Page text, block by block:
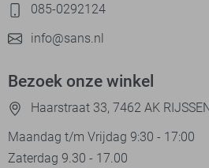
085-0292124
info@sans.nl
Bezoek onze winkel
Haarstraat 33, 7462 AK
Maandag t/m Vrijdag 9:30 - 17:00
Zaterdag 9.30 - 17.00